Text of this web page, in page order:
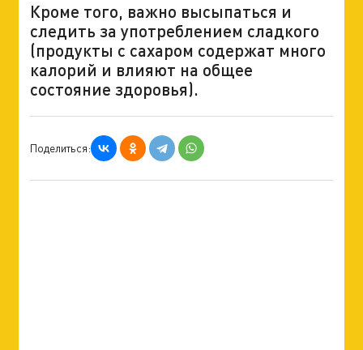
Кроме того, важно высыпаться и
следить за употреблением сладкого
(продукты с сахаром содержат много
калорий и влияют на общее
состояние здоровья).
Поделиться: